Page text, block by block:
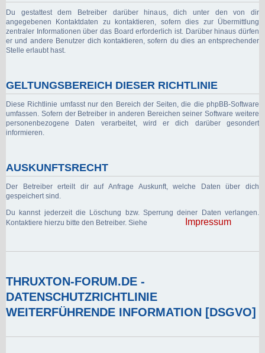
Du gestattest dem Betreiber darüber hinaus, dich unter den von dir
angegebenen Kontaktdaten zu kontaktieren, sofern dies zur Übermittlung
zentraler Informationen über das Board erforderlich ist. Darüber hinaus dürfen
er und andere Benutzer dich kontaktieren, sofern du dies an entsprechender
Stelle erlaubt hast.
GELTUNGSBEREICH DIESER RICHTLINIE
Diese Richtlinie umfasst nur den Bereich der Seiten, die die phpBB-Software
umfassen. Sofern der Betreiber in anderen Bereichen seiner Software weitere
personenbezogene Daten verarbeitet, wird er dich darüber gesondert
informieren.
AUSKUNFTSRECHT
Der Betreiber erteilt dir auf Anfrage Auskunft, welche Daten über dich
gespeichert sind.
Du kannst jederzeit die Löschung bzw. Sperrung deiner Daten verlangen.
Kontaktiere hierzu bitte den Betreiber. Siehe
Impressum
THRUXTON-FORUM.DE -
DATENSCHUTZRICHTLINIE
WEITERFÜHRENDE INFORMATION [DSGVO]